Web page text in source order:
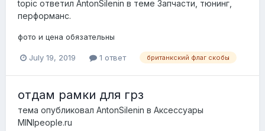
topic ответил AntonSilenin в теме Запчасти, тюнинг,
перформанс.
фото и цена обязательны
July 19, 2019 1 ответ британкский флаг скобы
отдам рамки для грз
тема опубликовал AntonSilenin в Аксессуары
MINIpeople.ru